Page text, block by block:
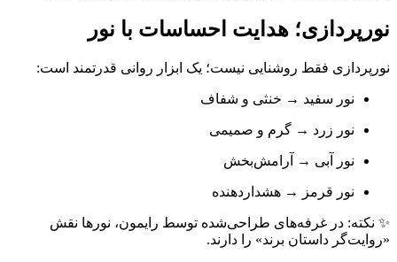
نورپردازی؛ هدایت احساسات با نور
نورپردازی فقط روشنایی نیست؛ یک ابزار روانی قدرتمند است:
نور سفید → خنثی و شفاف
نور زرد → گرم و صمیمی
نور آبی → آرامش‌بخش
نور قرمز → هشداردهنده
✨ نکته: در غرفه‌های طراحی‌شده توسط رایمون، نورها نقش
«روایت‌گر داستان برند» را دارند.